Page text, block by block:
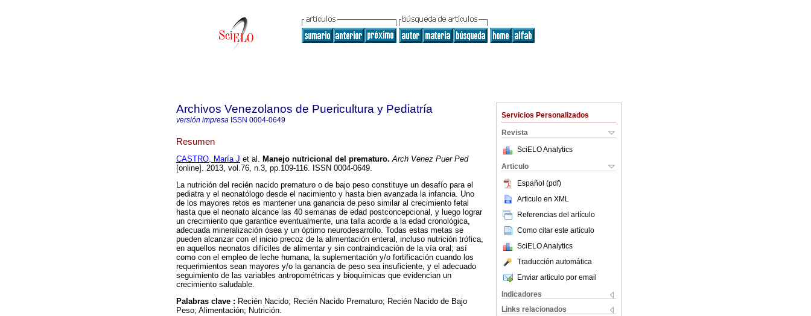
Servicios Personalizados
Revista
SciELO Analytics
Articulo
Español (pdf)
Articulo en XML
Referencias del artículo
Como citar este artículo
SciELO Analytics
Traducción automática
Enviar articulo por email
Indicadores
Links relacionados
Archivos Venezolanos de Puericultura y Pediatría
versión impresa ISSN 0004-0649
Resumen
CASTRO, María J et al. Manejo nutricional del prematuro. Arch Venez Puer Ped
[online]. 2013, vol.76, n.3, pp.109-116. ISSN 0004-0649.
La nutrición del recién nacido prematuro o de bajo peso constituye un desafío para el
pediatra y el neonatólogo desde el nacimiento y hasta bien avanzada la infancia. Uno
de los mayores retos es mantener una ganancia de peso similar al crecimiento fetal
hasta que el neonato alcance las 40 semanas de edad postconcepcional, y luego lograr
un crecimiento que garantice eventualmente, una talla acorde a la edad cronológica,
adecuada mineralización ósea y un óptimo neurodesarrollo. Todas estas metas se
pueden alcanzar con el inicio precoz de la alimentación enteral, incluso nutrición trófica,
en aquellos neonatos difíciles de alimentar y sin contraindicación de la vía oral; así
como con el empleo de leche humana, la suplementación y/o fortificación cuando los
requerimientos sean mayores y/o la ganancia de peso sea insuficiente, y el adecuado
seguimiento de las variables antropométricas y bioquímicas que evidencian un
crecimiento saludable.
Palabras clave : Recién Nacido; Recién Nacido Prematuro; Recién Nacido de Bajo
Peso; Alimentación; Nutrición.